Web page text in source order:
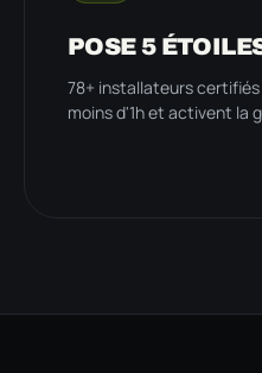
POSE 5
78+ installateurs
moins d'1h et activent la